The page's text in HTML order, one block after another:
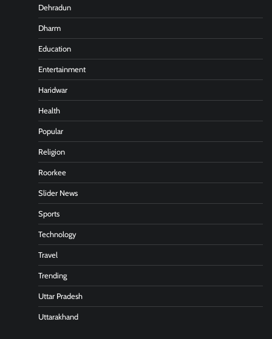
Dehradun
Dharm
Education
Entertainment
Haridwar
Health
Popular
Religion
Roorkee
Slider News
Sports
Technology
Travel
Trending
Uttar Pradesh
Uttarakhand